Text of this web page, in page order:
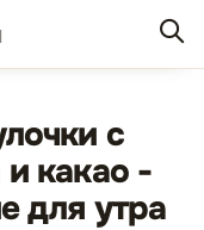
с
какао -
для утра